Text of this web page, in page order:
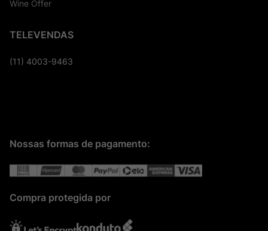
Wine Offer
TELEVENDAS
(11) 4003-9463
Nossas formas de pagamento:
Compra protegida por